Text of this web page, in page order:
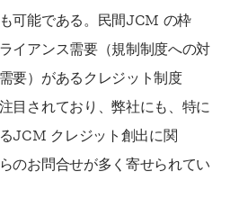
可能である。民間JCM の枠
イアンス需要（規制制度への対
要）があるクレジット制度
目されており、弊社にも、特に
JCM クレジット創出に関
のお問合せが多く寄せられてい